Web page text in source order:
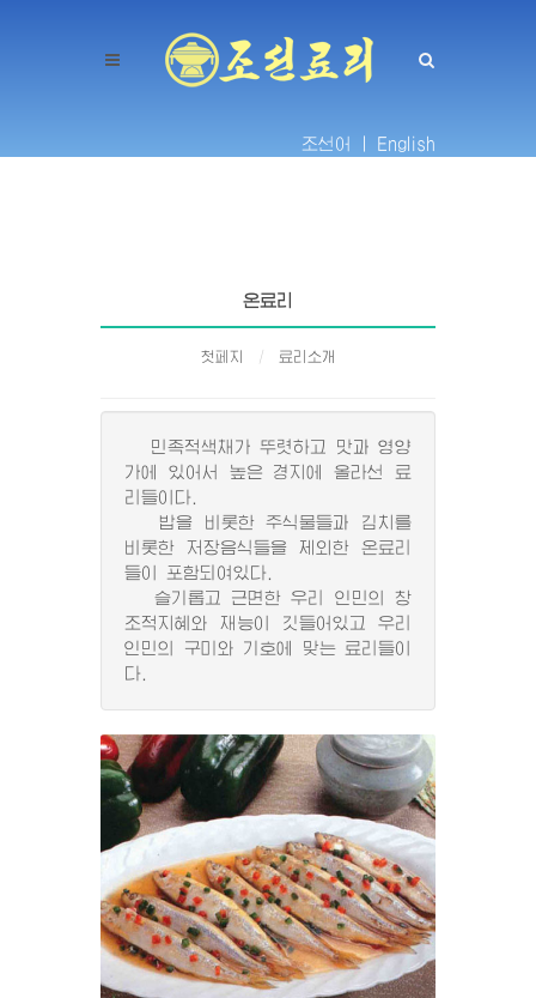
조선어 | English
온료리
첫페지 료리소개
민족적색채가 뚜렷하고 맛과 영양
가에 있어서 높은 경지에 올라선 료
리들이다.
밥을 비롯한 주식물들과 김치를
비롯한 저장음식들을 제외한 온료리
들이 포함되여있다.
슬기롭고 근면한 우리 인민의 창
조적지혜와 재능이 깃들어있고 우리
인민의 구미와 기호에 맞는 료리들이
다.